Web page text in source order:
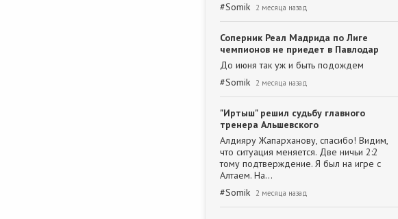
#Somik 2 месяца назад
Соперник Реал Мадрида по Лиге
чемпионов не приедет в Павлодар
До июня так уж и быть подождем
#Somik 2 месяца назад
"Иртыш" решил судьбу главного
тренера Альшевского
Алдияру Жапарханову, спасибо! Видим,
что ситуация меняется. Две ничьи 2:2
тому подтверждение. Я был на игре с
Алтаем. На…
#Somik 2 месяца назад